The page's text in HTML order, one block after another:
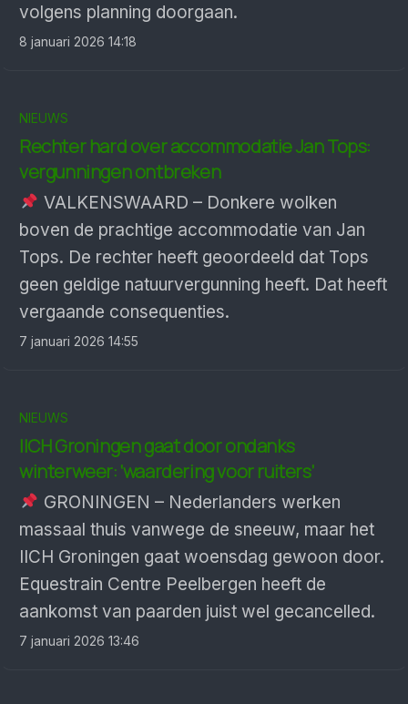
volgens planning doorgaan.
8 januari 2026 14:18
NIEUWS
Rechter hard over accommodatie Jan Tops:
vergunningen ontbreken
VALKENSWAARD – Donkere wolken
boven de prachtige accommodatie van Jan
Tops. De rechter heeft geoordeeld dat Tops
geen geldige natuurvergunning heeft. Dat heeft
vergaande consequenties.
7 januari 2026 14:55
NIEUWS
IICH Groningen gaat door ondanks
winterweer: ‘waardering voor ruiters’
GRONINGEN – Nederlanders werken
massaal thuis vanwege de sneeuw, maar het
IICH Groningen gaat woensdag gewoon door.
Equestrain Centre Peelbergen heeft de
aankomst van paarden juist wel gecancelled.
7 januari 2026 13:46